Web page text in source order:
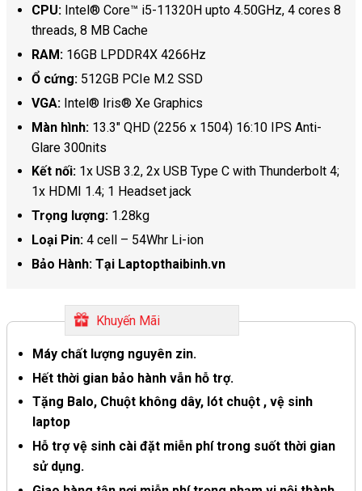
sao
CPU: Intel® Core™ i5-11320H upto 4.50GHz, 4 cores 8
threads, 8 MB Cache
RAM: 16GB LPDDR4X 4266Hz
Ổ cứng: 512GB PCIe M.2 SSD
VGA: Intel® Iris® Xe Graphics
Màn hình: 13.3″ QHD (2256 x 1504) 16:10 IPS Anti-
Glare 300nits
Kết nối: 1x USB 3.2, 2x USB Type C with Thunderbolt 4;
1x HDMI 1.4; 1 Headset jack
Trọng lượng: 1.28kg
Loại Pin:4 cell – 54Whr Li-ion
Bảo Hành: Tại Laptopthaibinh.vn
Khuyến Mãi
Máy chất lượng nguyên zin.
Hết thời gian bảo hành vẫn hỗ trợ.
Tặng Balo, Chuột không dây, lót chuột , vệ sinh
laptop
Hỗ trợ vệ sinh cài đặt miễn phí trong suốt thời gian
sử dụng.